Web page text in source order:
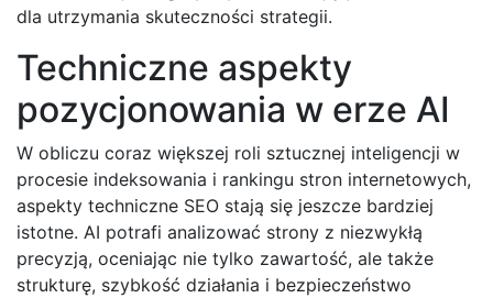
dla utrzymania skuteczności strategii.
Techniczne aspekty
pozycjonowania w erze AI
W obliczu coraz większej roli sztucznej inteligencji w
procesie indeksowania i rankingu stron internetowych,
aspekty techniczne SEO stają się jeszcze bardziej
istotne. AI potrafi analizować strony z niezwykłą
precyzją, oceniając nie tylko zawartość, ale także
strukturę, szybkość działania i bezpieczeństwo